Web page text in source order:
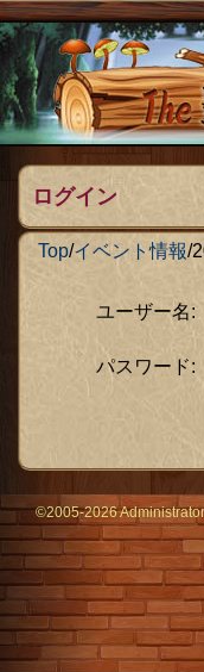
ログイン
Top/イベント情報/
ユーザー名:
パスワード:
メニュー
©2005-2026